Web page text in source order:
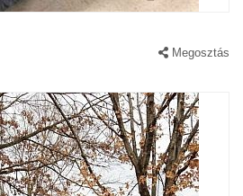
Megosztás